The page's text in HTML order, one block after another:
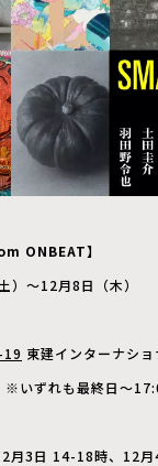
ONBEAT】
〜12月8日（木）
19 東建インターナショ
いずれも最終日～
月3日 14-18時、12月